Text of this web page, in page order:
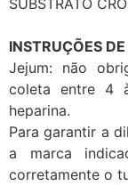
SUBSTRATO
INSTRUÇÕES
Jejum: não
coleta entre 4
heparina.
Para garantir a
a marca
corretamente o